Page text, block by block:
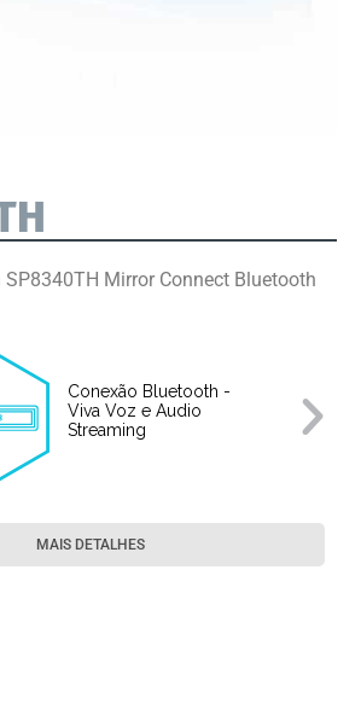
Mirror Connect Bluetooth
Conexão Bluetooth -
Viva Voz e Audio
Streaming
MAIS DETALHES